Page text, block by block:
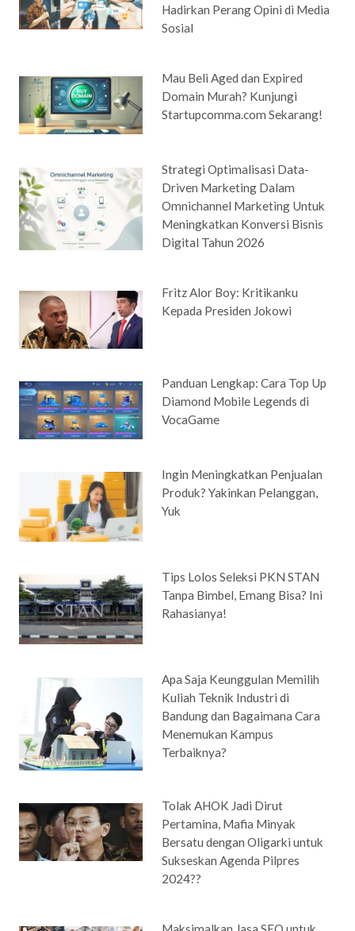
Hadirkan Perang Opini di Media
Sosial
Mau Beli Aged dan Expired
Domain Murah? Kunjungi
Startupcomma.com Sekarang!
Strategi Optimalisasi Data-
Driven Marketing Dalam
Omnichannel Marketing Untuk
Meningkatkan Konversi Bisnis
Digital Tahun 2026
Fritz Alor Boy: Kritikanku
Kepada Presiden Jokowi
Panduan Lengkap: Cara Top Up
Diamond Mobile Legends di
VocaGame
Ingin Meningkatkan Penjualan
Produk? Yakinkan Pelanggan,
Yuk
Tips Lolos Seleksi PKN STAN
Tanpa Bimbel, Emang Bisa? Ini
Rahasianya!
Apa Saja Keunggulan Memilih
Kuliah Teknik Industri di
Bandung dan Bagaimana Cara
Menemukan Kampus
Terbaiknya?
Tolak AHOK Jadi Dirut
Pertamina, Mafia Minyak
Bersatu dengan Oligarki untuk
Sukseskan Agenda Pilpres
2024??